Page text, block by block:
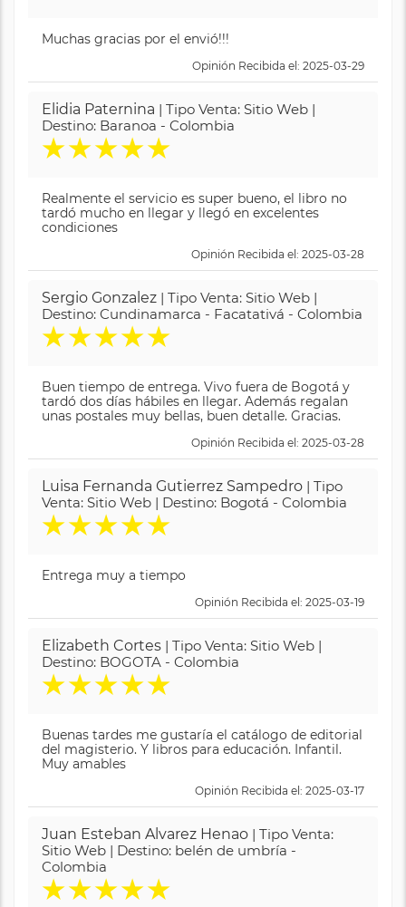
Muchas gracias por el envió!!!
Opinión Recibida el: 2025-03-29
Elidia Paternina | Tipo Venta: Sitio Web |
Destino: Baranoa - Colombia
★★★★★
Realmente el servicio es super bueno, el libro no
tardó mucho en llegar y llegó en excelentes
condiciones
Opinión Recibida el: 2025-03-28
Sergio Gonzalez | Tipo Venta: Sitio Web |
Destino: Cundinamarca - Facatativá - Colombia
★★★★★
Buen tiempo de entrega. Vivo fuera de Bogotá y
tardó dos días hábiles en llegar. Además regalan
unas postales muy bellas, buen detalle. Gracias.
Opinión Recibida el: 2025-03-28
Luisa Fernanda Gutierrez Sampedro | Tipo
Venta: Sitio Web | Destino: Bogotá - Colombia
★★★★★
Entrega muy a tiempo
Opinión Recibida el: 2025-03-19
Elizabeth Cortes | Tipo Venta: Sitio Web |
Destino: BOGOTA - Colombia
★★★★★
Buenas tardes me gustaría el catálogo de editorial
del magisterio. Y libros para educación. Infantil.
Muy amables
Opinión Recibida el: 2025-03-17
Juan Esteban Alvarez Henao | Tipo Venta:
Sitio Web | Destino: belén de umbría -
Colombia
★★★★★